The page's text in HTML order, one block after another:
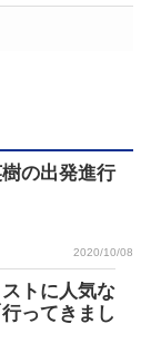
樹の出発進行
2020/10/08
トに人気な
ってきまし